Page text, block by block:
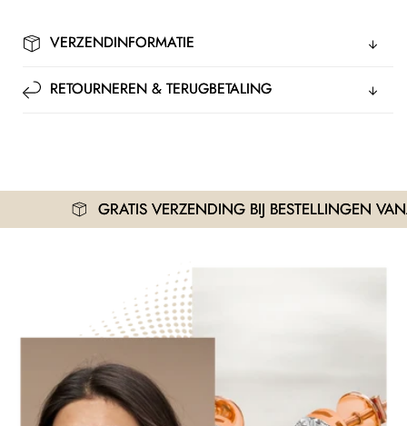
VERZENDINFORMATIE
RETOURNEREN & TERUGBETALING
GRATIS VERZENDING BIJ BESTELLINGEN VANAF